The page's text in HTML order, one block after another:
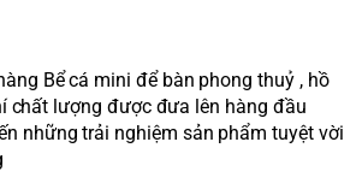
Bể cá mini để bàn phong thuỷ , hồ
chất lượng được đưa lên hàng đầu
những trải nghiệm sản phẩm tuyệt vời